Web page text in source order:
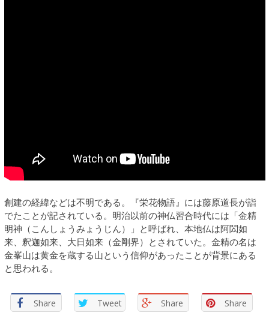
創建の経緯などは不明である。『栄花物語』には藤原道長が詣
でたことが記されている。明治以前の神仏習合時代には「金精
明神（こんしょうみょうじん）」と呼ばれ、本地仏は阿閦如
来、釈迦如来、大日如来（金剛界）とされていた。金精の名は
金峯山は黄金を蔵する山という信仰があったことが背景にある
と思われる。
Share Tweet Share Share